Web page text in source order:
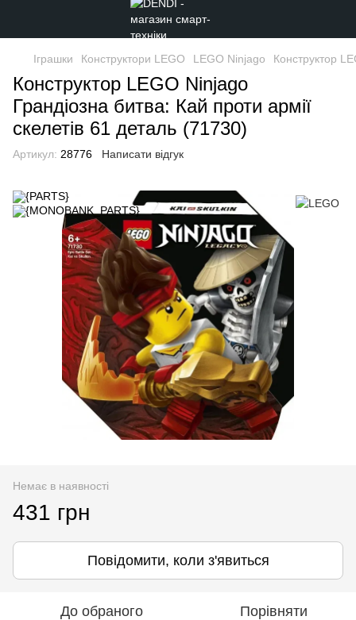
Іграшки Конструктори LEGO LEGO Ninjago Конструктор
Конструктор LEGO Ninjago
Грандіозна битва: Кай проти армії
скелетів 61 деталь (71730)
Артикул: 28776 Написати відгук
Немає в наявності
431 грн
Повідомити, коли з'явиться
До обраного Порівняти